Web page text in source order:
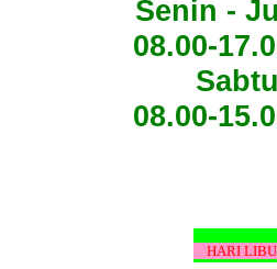
Senin -
08.00-
08.00-
HARI